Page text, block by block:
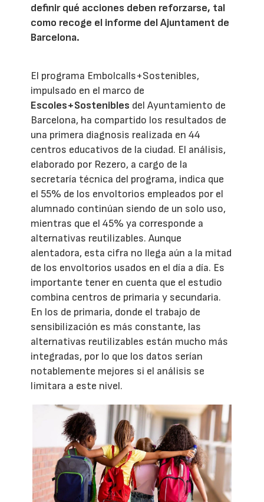
definir qué acciones deben reforzarse, tal
como recoge el informe del Ajuntament de
Barcelona.
El programa Embolcalls+Sostenibles,
impulsado en el marco de
Escoles+Sostenibles del Ayuntamiento de
Barcelona, ha compartido los resultados de
una primera diagnosis realizada en 44
centros educativos de la ciudad. El análisis,
elaborado por Rezero, a cargo de la
secretaría técnica del programa, indica que
el 55% de los envoltorios empleados por el
alumnado continúan siendo de un solo uso,
mientras que el 45% ya corresponde a
alternativas reutilizables. Aunque
alentadora, esta cifra no llega aún a la mitad
de los envoltorios usados en el día a día. Es
importante tener en cuenta que el estudio
combina centros de primaria y secundaria.
En los de primaria, donde el trabajo de
sensibilización es más constante, las
alternativas reutilizables están mucho más
integradas, por lo que los datos serían
notablemente mejores si el análisis se
limitara a este nivel.